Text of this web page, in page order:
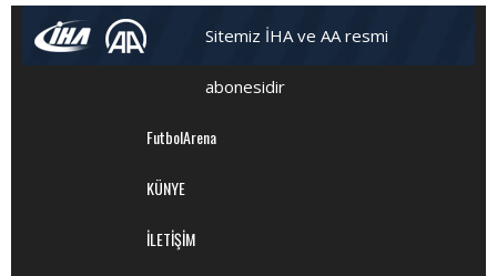
Sitemiz İHA ve AA resmi
abonesidir
FutbolArena
KÜNYE
İLETİŞİM